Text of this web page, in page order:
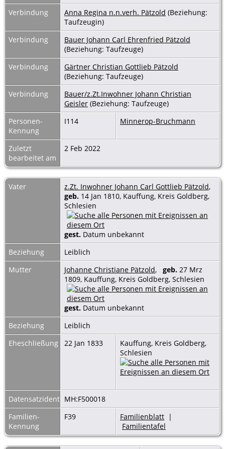
Verbindung
Anna Regina n.n.verh. Pätzold (Beziehung:
Taufzeugin)
Verbindung
Bauer Johann Carl Ehrenfried Pätzold
(Beziehung: Taufzeuge)
Verbindung
Gärtner Christian Gottlieb Pätzold
(Beziehung: Taufzeuge)
Verbindung
Bauer/z.Zt.Inwohner Johann Christian
Geisler (Beziehung: Taufzeuge)
Personen-
Kennung
I114 Minnerop-Bruchmann
Zuletzt
bearbeitet am
2 Feb 2022
Vater z.Zt. Inwohner Johann Carl Gottlieb Pätzold,
geb. 14 Jan 1810, Kauffung, Kreis Goldberg,
Schlesien
gest. Datum unbekannt
Beziehung
Leiblich
Mutter
Johanne Christiane Pätzold, geb. 27 Mrz
1809, Kauffung, Kreis Goldberg, Schlesien
gest. Datum unbekannt
Beziehung
Leiblich
Eheschließung
22 Jan 1833
Kauffung, Kreis Goldberg,
Schlesien
Datensatzidentnummer
MH:F500018
Familien-
Kennung
F39 Familienblatt |
Familientafel